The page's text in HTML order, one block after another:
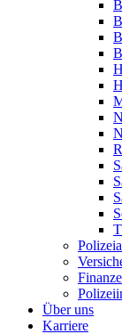
Über uns
Karriere